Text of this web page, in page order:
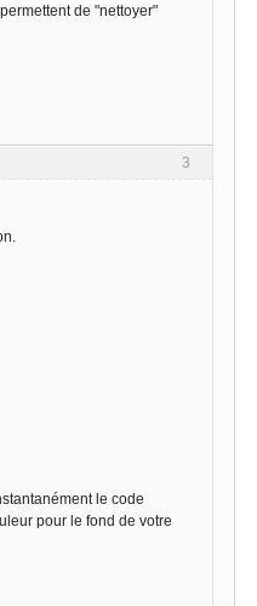
de "nettoyer"
3
le code
pour le fond de votre